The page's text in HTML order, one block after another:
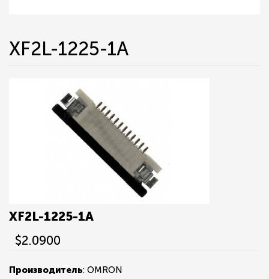
XF2L-1225-1A
XF2L-1225-1A
$2.0900
Производитель: OMRON